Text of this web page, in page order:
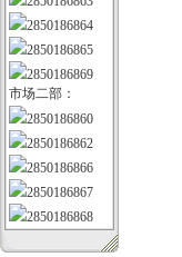
2850186864
2850186865
2850186869
市场二部：
2850186860
2850186862
2850186866
2850186867
2850186868